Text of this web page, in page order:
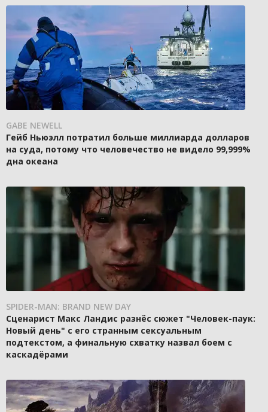
GABE NEWELL
Гейб Ньюэлл потратил больше миллиарда долларов
на суда, потому что человечество не видело 99,999%
дна океана
SPIDER-MAN: BRAND NEW DAY
Сценарист Макс Ландис разнёс сюжет "Человек-паук:
Новый день" с его странным сексуальным
подтекстом, а финальную схватку назвал боем с
каскадёрами